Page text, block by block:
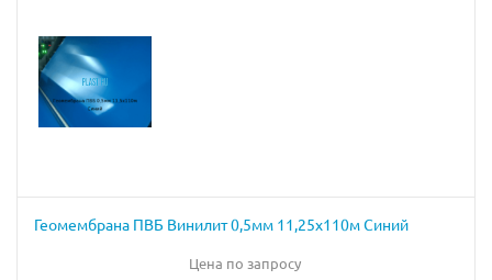
Геомембрана ПВБ Винилит 0,5мм 11,25х110м Синий
Цена по запросу